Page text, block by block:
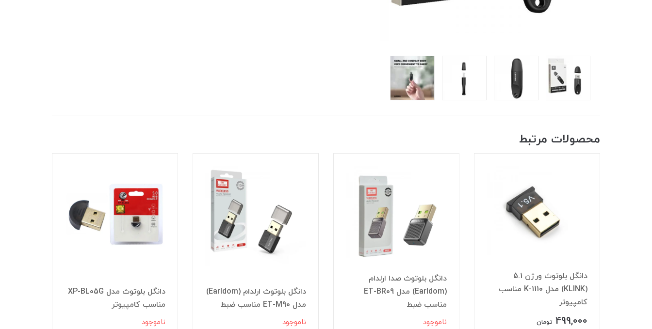
محصولات مرتبط
دانگل بلوتوث ورژن 5.1
(KLINK) مدل K-1110 مناسب
کامپیوتر
499,000 تومان
دانگل بلوتوث صدا ارلدام
(Earldom) مدل ET-BR09
مناسب ضبط
ناموجود
دانگل بلوتوث ارلدام (Earldom)
مدل ET-M90 مناسب ضبط
ناموجود
دانگل بلوتوث مدل XP-BL05G
مناسب کامپیوتر
ناموجود